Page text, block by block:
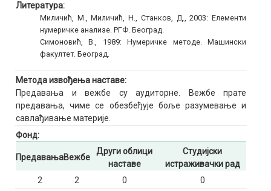
Литература:
Миличић, М., Миличић, Н., Станков, Д., 2003: Елементи
нумеричке анализе. РГФ. Београд.
Симоновић, В., 1989: Нумеричке методе. Машински
факултет. Београд.
Метода извођења наставе:
Предавања и вежбе су аудиторне. Вежбе прате
предавања, чиме се обезбеђује боље разумевање и
савлађивање материје.
Фонд:
ПредавањаВежбе
Други облици
наставе
Студијски
истраживачки рад
2
2 0
0